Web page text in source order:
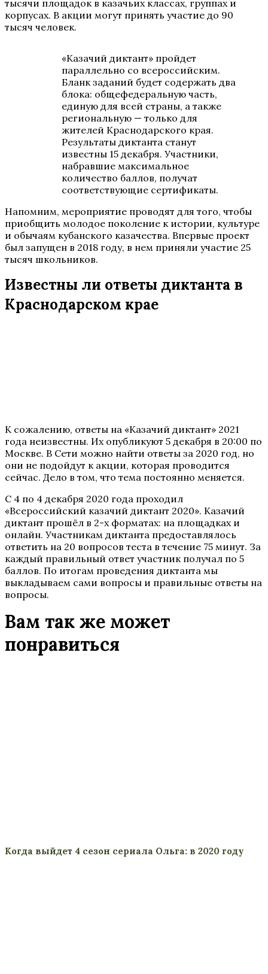
тысячи площадок в казачьих классах, группах и
корпусах. В акции могут принять участие до 90
тысяч человек.
«Казачий диктант» пройдет
параллельно со всероссийским.
Бланк заданий будет содержать два
блока: общефедеральную часть,
единую для всей страны, а также
региональную — только для
жителей Краснодарского края.
Результаты диктанта станут
известны 15 декабря. Участники,
набравшие максимальное
количество баллов, получат
соответствующие сертификаты.
Напомним, мероприятие проводят для того, чтобы
приобщить молодое поколение к истории, культуре
и обычаям кубанского казачества. Впервые проект
был запущен в 2018 году, в нем приняли участие 25
тысяч школьников.
Известны ли ответы диктанта в
Краснодарском крае
К сожалению, ответы на «Казачий диктант» 2021
года неизвестны. Их опубликуют 5 декабря в 20:00 по
Москве. В Сети можно найти ответы за 2020 год, но
они не подойдут к акции, которая проводится
сейчас. Дело в том, что тема постоянно меняется.
С 4 по 4 декабря 2020 года проходил
«Всероссийский казачий диктант 2020». Казачий
диктант прошёл в 2-х форматах: на площадках и
онлайн. Участникам диктанта предоставлялось
ответить на 20 вопросов теста в течение 75 минут. За
каждый правильный ответ участник получал по 5
баллов. По итогам проведения диктанта мы
выкладываем сами вопросы и правильные ответы на
вопросы.
Вам так же может
понравиться
Когда выйдет 4 сезон сериала Ольга: в 2020 году